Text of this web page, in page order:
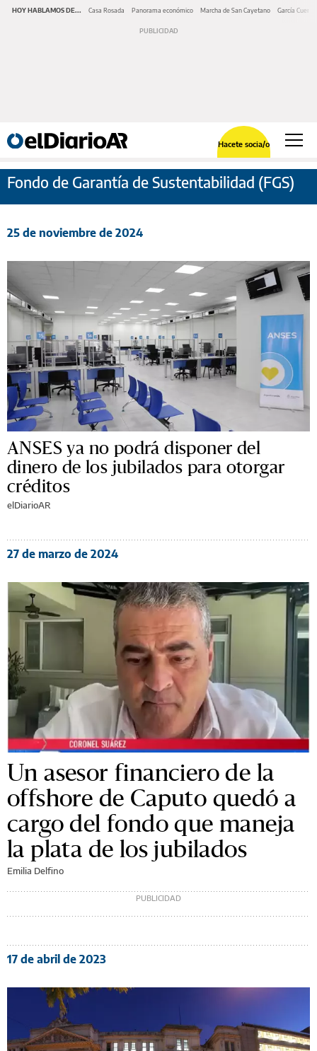
HOY HABLAMOS DE... Casa Rosada Panorama económico Marcha de San Cayetano García Cuerva
Hacete socia/o
Fondo de Garantía de Sustentabilidad (FGS)
25 de noviembre de 2024
ANSES ya no podrá disponer del
dinero de los jubilados para otorgar
créditos
elDiarioAR
27 de marzo de 2024
Un asesor financiero de la
offshore de Caputo quedó a
cargo del fondo que maneja
la plata de los jubilados
Emilia Delfino
17 de abril de 2023